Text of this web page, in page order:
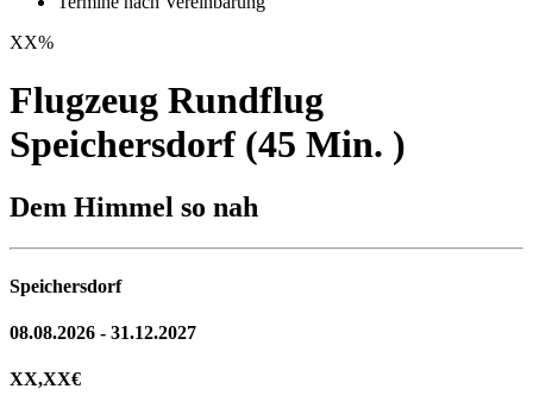
XX%
Flugzeug Rundflug
Speichersdorf (45 Min. )
Dem Himmel so nah
Speichersdorf
08.08.2026 - 31.12.2027
XX,XX€